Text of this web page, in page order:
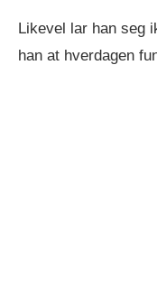
Likevel lar han seg
han at hverdagen